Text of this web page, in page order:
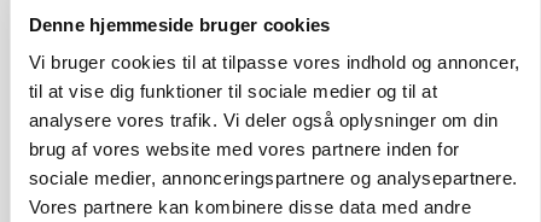
Denne hjemmeside bruger cookies
Vi bruger cookies til at tilpasse vores indhold og annoncer,
til at vise dig funktioner til sociale medier og til at
analysere vores trafik. Vi deler også oplysninger om din
brug af vores website med vores partnere inden for
sociale medier, annonceringspartnere og analysepartnere.
Vores partnere kan kombinere disse data med andre
4690, Haslev NY 06. aug.
Lastbilchauffør søges til Henrik Haves
Maskinstation